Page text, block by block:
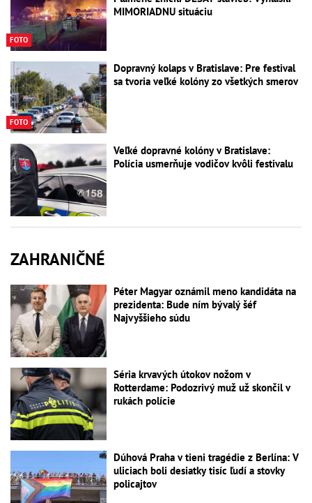
FOTO
MIMORIADNU situáciu
FOTO
Dopravný kolaps v Bratislave: Pre festival
sa tvoria veľké kolóny zo všetkých smerov
Veľké dopravné kolóny v Bratislave:
Polícia usmerňuje vodičov kvôli festivalu
ZAHRANIČNÉ
Péter Magyar oznámil meno kandidáta na
prezidenta: Bude ním bývalý šéf
Najvyššieho súdu
Séria krvavých útokov nožom v
Rotterdame: Podozrivý muž už skončil v
rukách polície
Dúhová Praha v tieni tragédie z Berlína: V
uliciach boli desiatky tisíc ľudí a stovky
policajtov